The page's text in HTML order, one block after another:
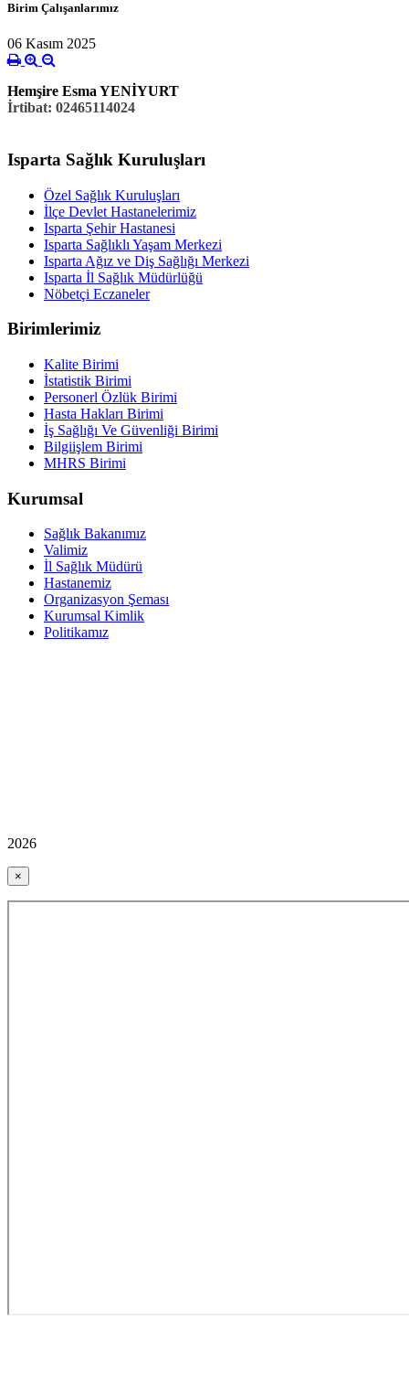
Birim Çalışanlarımız
06 Kasım 2025
Hemşire Esma YENİYURT
İrtibat: 02465114024
Isparta Sağlık Kuruluşları
Özel Sağlık Kuruluşları
İlçe Devlet Hastanelerimiz
Isparta Şehir Hastanesi
Isparta Sağlıklı Yaşam Merkezi
Isparta Ağız ve Diş Sağlığı Merkezi
Isparta İl Sağlık Müdürlüğü
Nöbetçi Eczaneler
Birimlerimiz
Kalite Birimi
İstatistik Birimi
Personerl Özlük Birimi
Hasta Hakları Birimi
İş Sağlığı Ve Güvenliği Birimi
Bilgiişlem Birimi
MHRS Birimi
Kurumsal
Sağlık Bakanımız
Valimiz
İl Sağlık Müdürü
Hastanemiz
Organizasyon Şeması
Kurumsal Kimlik
Politikamız
2026
×